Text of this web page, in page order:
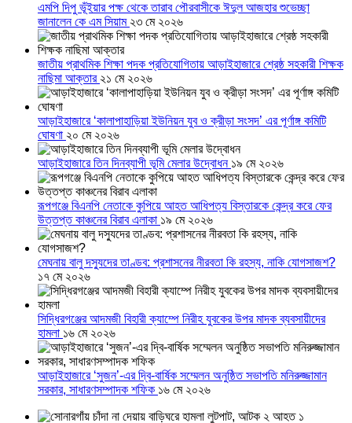
এমপি দিপু ভূঁইয়ার পক্ষ থেকে তারাব পৌরবাসীকে ঈদুল আজহার শুভেচ্ছা
জানালেন কে এম সিয়াম ২৩ মে ২০২৬
জাতীয় প্রাথমিক শিক্ষা পদক প্রতিযোগিতায় আড়াইহাজারে শ্রেষ্ঠ সহকারী শিক্ষক
নাছিমা আক্তার ২১ মে ২০২৬
আড়াইহাজারে ‘কালাপাহাড়িয়া ইউনিয়ন যুব ও ক্রীড়া সংসদ’ এর পূর্ণাঙ্গ কমিটি
ঘোষণা ২০ মে ২০২৬
আড়াইহাজারে তিন দিনব্যাপী ভূমি মেলার উদ্বোধন ১৯ মে ২০২৬
রূপগঞ্জে বিএনপি নেতাকে কুপিয়ে আহত আধিপত্য বিস্তারকে কেন্দ্র করে ফের
উত্তপ্ত কাঞ্চনের বিরাব এলাকা ১৯ মে ২০২৬
মেঘনায় বালু দস্যুদের তাণ্ডব: প্রশাসনের নীরবতা কি রহস্য, নাকি যোগসাজশ?
১৭ মে ২০২৬
সিদ্ধিরগঞ্জের আদমজী বিহারী ক্যাম্পে নিরীহ যুবকের উপর মাদক ব্যবসায়ীদের
হামলা ১৬ মে ২০২৬
আড়াইহাজারে ‘সুজন’-এর দ্বি-বার্ষিক সম্মেলন অনুষ্ঠিত সভাপতি মনিরুজ্জামান
সরকার, সাধারণসম্পাদক শফিক ১৬ মে ২০২৬